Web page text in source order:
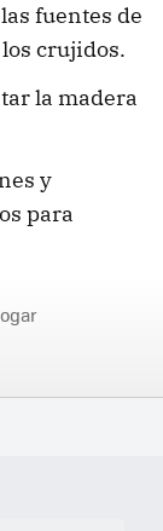
fuentes de
crujidos.
la madera
y
para